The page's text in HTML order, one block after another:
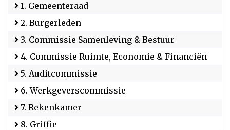
1. Gemeenteraad
2. Burgerleden
3. Commissie Samenleving & Bestuur
4. Commissie Ruimte, Economie & Financiën
5. Auditcommissie
6. Werkgeverscommissie
7. Rekenkamer
8. Griffie